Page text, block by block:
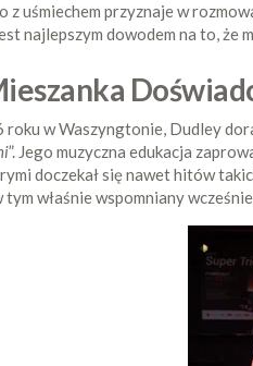
z uśmiechem przyznaje w
najlepszym dowodem na to, że
w Waszyngtonie, Dudley
”. Jego muzyczna edukacja
doczekał się nawet hitów
tym właśnie wspomniany